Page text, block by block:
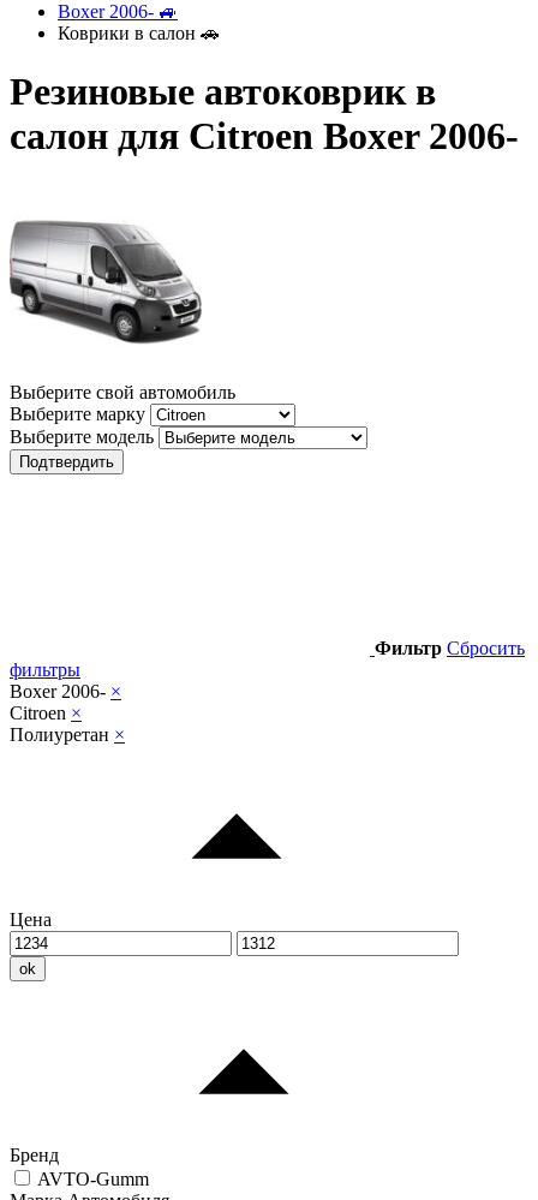
Boxer 2006- 🚙
Коврики в салон 🚗
Резиновые автоковрик в
салон для Citroen Boxer 2006-
Выберите свой автомобиль
Выберите марку
Выберите модель
Подтвердить
Фильтр Сбросить
фильтры
Boxer 2006- ×
Citroen ×
Полиуретан ×
Цена
ok
Бренд
AVTO-Gumm